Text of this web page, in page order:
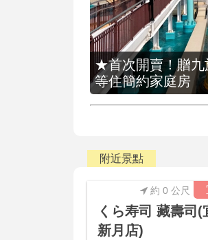
★首次開賣！贈九
等住簡約家庭房
附近景點
約 0 公尺
くら寿司 藏壽司(
新月店)